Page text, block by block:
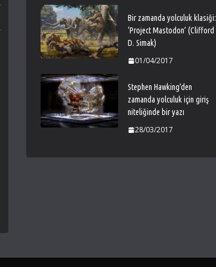
Bir zamanda yolculuk klasiği:
‘Project Mastodon’ (Clifford
D. Simak)
01/04/2017
Stephen Hawking’den
zamanda yolculuk için giriş
niteliğinde bir yazı
28/03/2017